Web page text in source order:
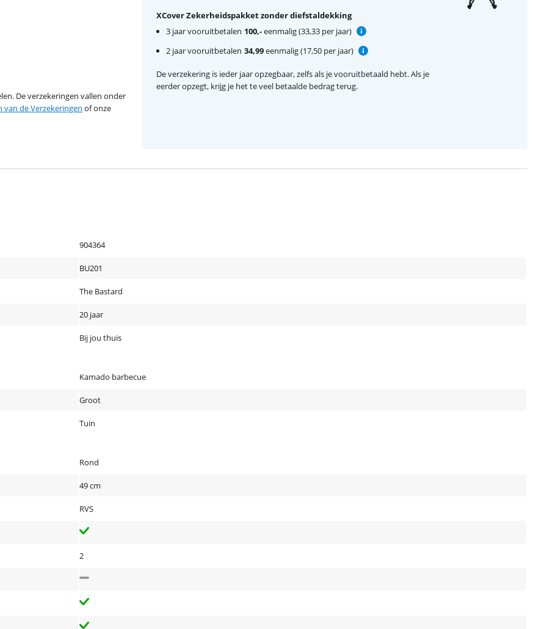
De verzekeringen vallen onder
van de Verzekeringen of onze
XCover Zekerheidspakket zonder diefstaldekking
3 jaar vooruitbetalen 100,-eenmalig (33,33 per jaar)
2 jaar vooruitbetalen 34,99eenmalig (17,50 per jaar)
De verzekering is ieder jaar opzegbaar, zelfs als je vooruitbetaald hebt. Als je
eerder opzegt, krijg je het te veel betaalde bedrag terug.
904364
BU201
The Bastard
20 jaar
Bij jou thuis
Kamado barbecue
Groot
Tuin
Rond
49 cm
RVS
2